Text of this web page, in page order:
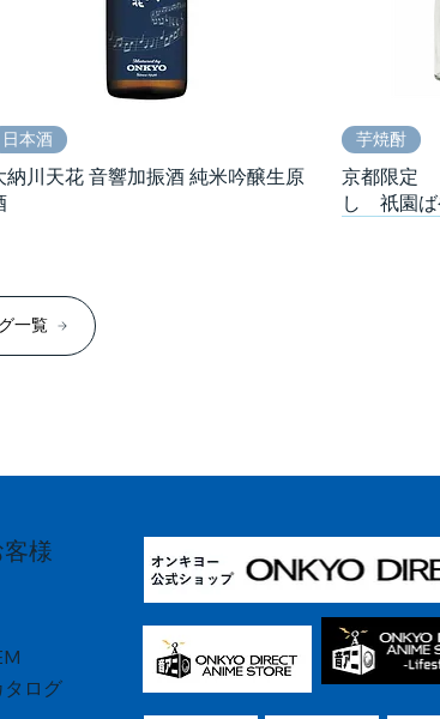
日本酒
納川天花 音響加振酒 純米吟醸生原
芋焼酎
京都限定
し 祇園ば
発泡酒
ホ。BEER
日本酒
勲碧辛口純
BLUE NO OTO）
発泡酒
『スタンド
熟成クラフ
一覧
様
ログ